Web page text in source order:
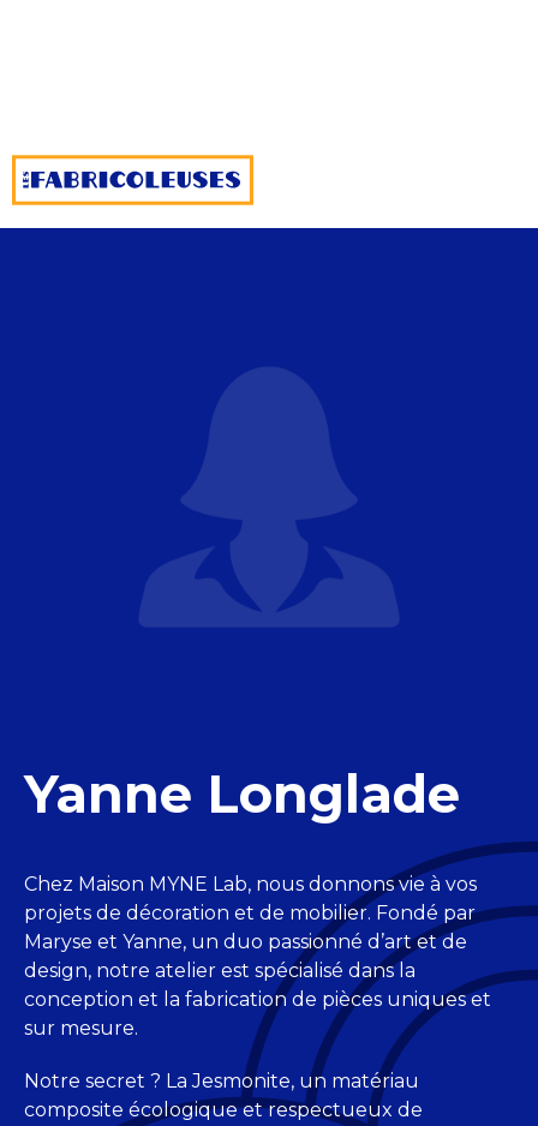
Yanne Longlade
Chez Maison MYNE Lab, nous donnons vie à vos
projets de décoration et de mobilier. Fondé par
Maryse et Yanne, un duo passionné d’art et de
design, notre atelier est spécialisé dans la
conception et la fabrication de pièces uniques et
sur mesure.
Notre secret ? La Jesmonite, un matériau
composite écologique et respectueux de